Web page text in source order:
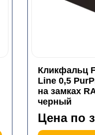
Кликфальц
Line 0,5
на замках
черный
Цена по